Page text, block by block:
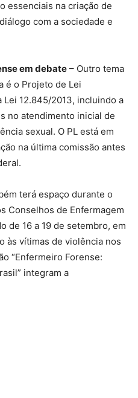
essenciais na criação de
com a sociedade e
em debate – Outro tema
é o Projeto de Lei
Lei 12.845/2013, incluindo a
no atendimento inicial de
sexual. O PL está em
na última comissão antes
terá espaço durante o
Conselhos de Enfermagem
de 16 a 19 de setembro, em
às vítimas de violência nos
“Enfermeiro Forense:
integram a